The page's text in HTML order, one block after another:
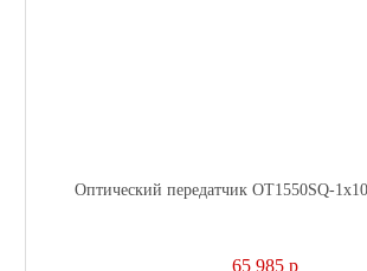
Оптический передатчик OT1550SQ-
65 985 p